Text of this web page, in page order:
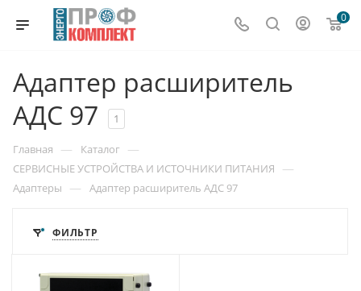
0
Адаптер расширитель
АДС 97
1
Главная — Каталог —
СЕРВИСНЫЕ УСТРОЙСТВА И ИСТОЧНИКИ ПИТАНИЯ —
Адаптеры — Адаптер расширитель АДС 97
ФИЛЬТР